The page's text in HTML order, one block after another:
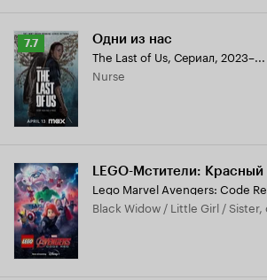
Рейтинг
Кинопоиска
7.7
7.7 Одни из нас
The Last of Us, Сериал, 2023–...
Nurse
LEGO-Мстители: Красный
Lego Marvel Avengers: Code
Black Widow / Little Girl / Sister,